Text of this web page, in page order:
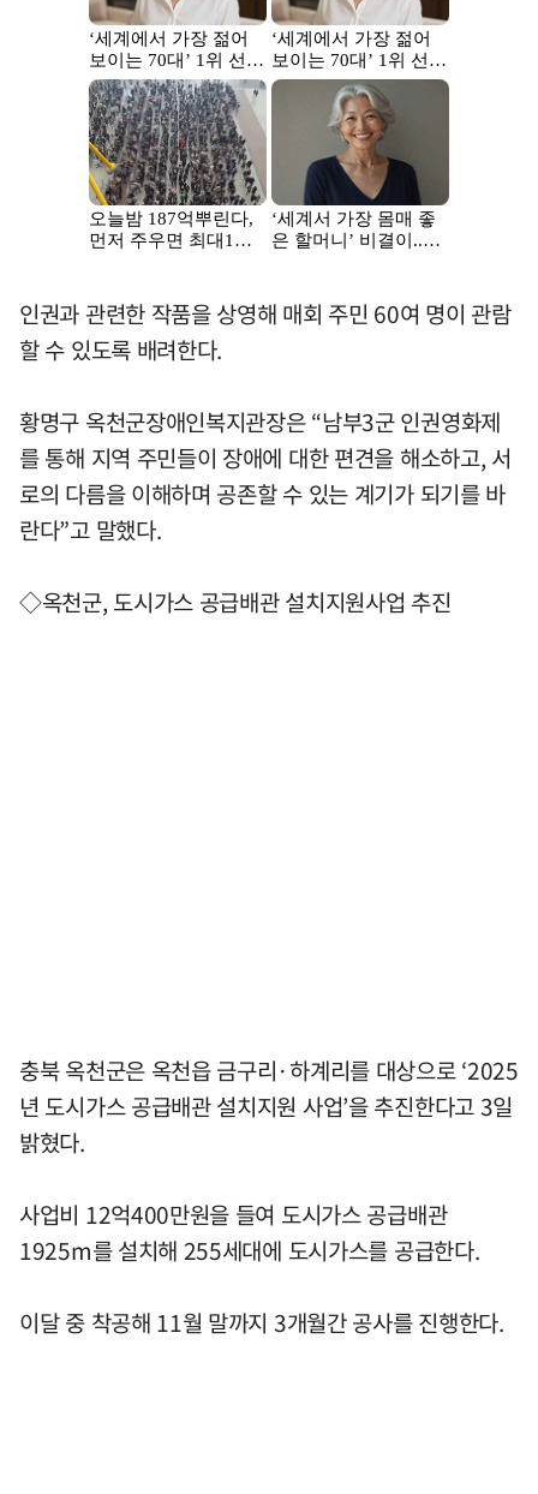
인권과 관련한 작품을 상영해 매회 주민 60여 명이 관람
할 수 있도록 배려한다.
황명구 옥천군장애인복지관장은 “남부3군 인권영화제
를 통해 지역 주민들이 장애에 대한 편견을 해소하고, 서
로의 다름을 이해하며 공존할 수 있는 계기가 되기를 바
란다”고 말했다.
◇옥천군, 도시가스 공급배관 설치지원사업 추진
충북 옥천군은 옥천읍 금구리·하계리를 대상으로 ‘2025
년 도시가스 공급배관 설치지원 사업’을 추진한다고 3일
밝혔다.
사업비 12억400만원을 들여 도시가스 공급배관
1925m를 설치해 255세대에 도시가스를 공급한다.
이달 중 착공해 11월 말까지 3개월간 공사를 진행한다.